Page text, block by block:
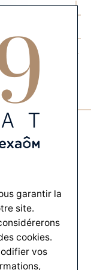
garantir la
site.
cookies.
vos